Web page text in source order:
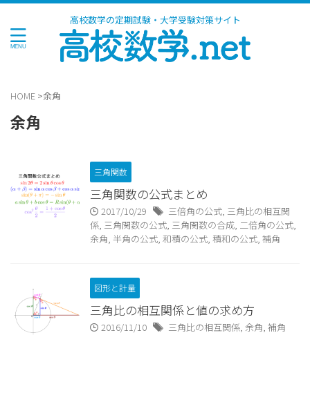
高校数学の定期試験・大学受験対策サイト
HOME >余角
余角
三角関数
三角関数の公式まとめ
2017/10/29 三倍角の公式, 三角比の相互関
係, 三角関数の公式, 三角関数の合成, 二倍角の公式,
余角, 半角の公式, 和積の公式, 積和の公式, 補角
図形と計量
三角比の相互関係と値の求め方
2016/11/10 三角比の相互関係, 余角, 補角